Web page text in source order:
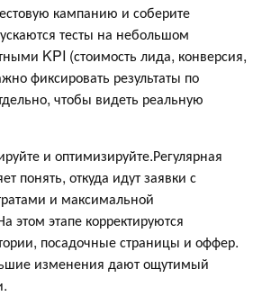
кампанию и соберите
тесты на небольшом
KPI (стоимость лида, конверсия,
фиксировать результаты по
чтобы видеть реальную
и оптимизируйте.Регулярная
понять, откуда идут заявки с
и максимальной
этом этапе корректируются
посадочные страницы и оффер.
изменения дают ощутимый